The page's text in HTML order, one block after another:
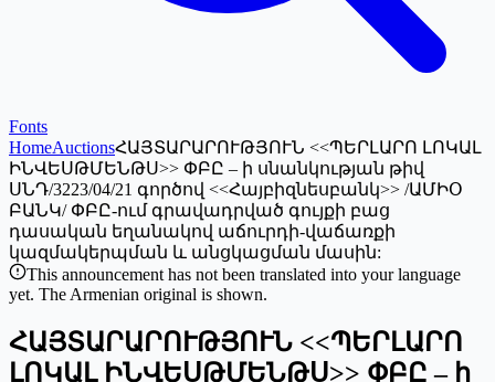
Fonts
HomeAuctionsՀԱՅՏԱՐԱՐՈՒԹՅՈՒՆ <<ՊԵՐԼԱՐՈ ԼՈԿԱԼ
ԻՆՎԵՍԹՄԵՆԹՍ>> ՓԲԸ – ի սնանկության թիվ
ՍՆԴ/3223/04/21 գործով <<Հայբիզնեսբանկ>> /ԱՄԻՕ
ԲԱՆԿ/ ՓԲԸ-ում գրավադրված գույքի բաց
դասական եղանակով աճուրդի-վաճառքի
կազմակերպման և անցկացման մասին:
This announcement has not been translated into your language
yet. The Armenian original is shown.
ՀԱՅՏԱՐԱՐՈՒԹՅՈՒՆ <<ՊԵՐԼԱՐՈ
ԼՈԿԱԼ ԻՆՎԵՍԹՄԵՆԹՍ>> ՓԲԸ – ի